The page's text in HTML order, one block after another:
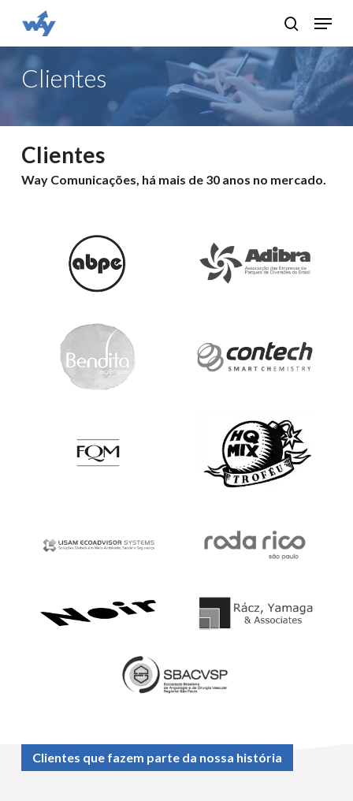
main
content
search
Menu
Clientes
Clientes
Way Comunicações, há mais de 30 anos no mercado.
Clientes que fazem parte da nossa história